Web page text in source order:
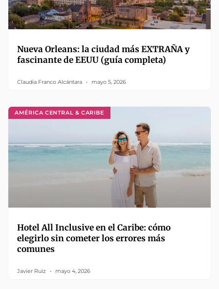
Nueva Orleans: la ciudad más EXTRAÑA y
fascinante de EEUU (guía completa)
Claudia Franco Alcántara mayo 5, 2026
AMÉRICA CENTRAL & CARIBE
Hotel All Inclusive en el Caribe: cómo
elegirlo sin cometer los errores más
comunes
Javier Ruiz mayo 4, 2026